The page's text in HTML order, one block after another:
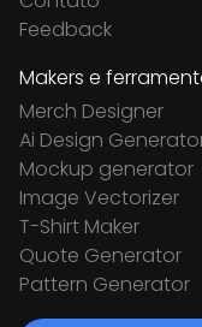
Feedback
Makers e
Merch Designer
Ai Design
Mockup generator
Image Vectorizer
T-Shirt Maker
Quote Generator
Pattern Generator